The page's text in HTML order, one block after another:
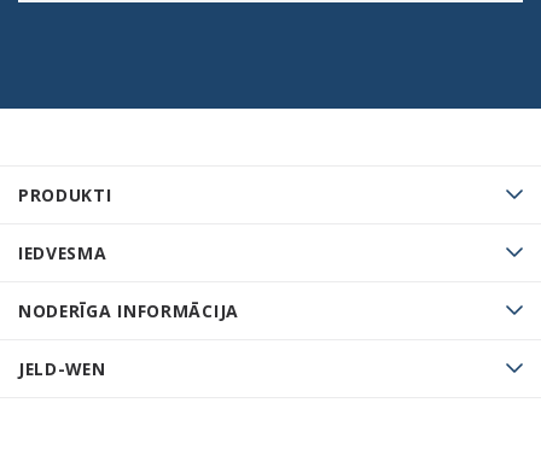
PRODUKTI
IEDVESMA
NODERĪGA INFORMĀCIJA
JELD-WEN